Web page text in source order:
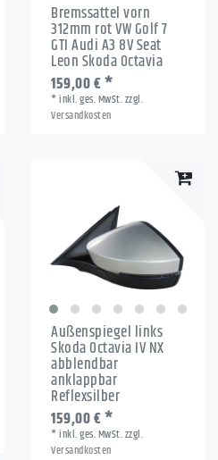
Bremssattel vorn
312mm rot VW Golf 7
GTI Audi A3 8V Seat
Leon Skoda Octavia
159,00 € *
*inkl. ges. MwSt.zzgl.
Versandkosten
Außenspiegel links
Skoda Octavia IV NX
abblendbar
anklappbar
Reflexsilber
159,00 € *
*inkl. ges. MwSt.zzgl.
Versandkosten